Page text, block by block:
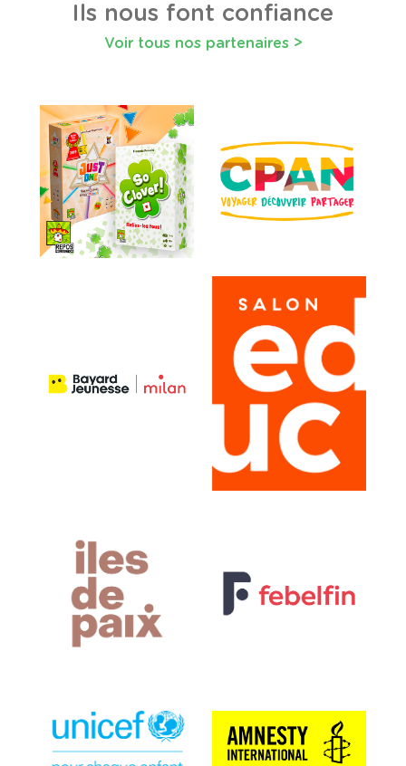
Ils nous font confiance
Voir tous nos partenaires >